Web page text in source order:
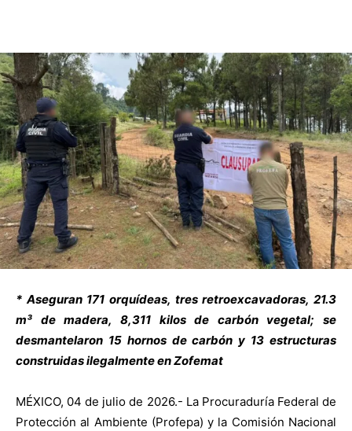
* Aseguran 171 orquídeas, tres retroexcavadoras, 21.3
m³ de madera, 8,311 kilos de carbón vegetal; se
desmantelaron 15 hornos de carbón y 13 estructuras
construidas ilegalmente en Zofemat
MÉXICO, 04 de julio de 2026.- La Procuraduría Federal de
Protección al Ambiente (Profepa) y la Comisión Nacional